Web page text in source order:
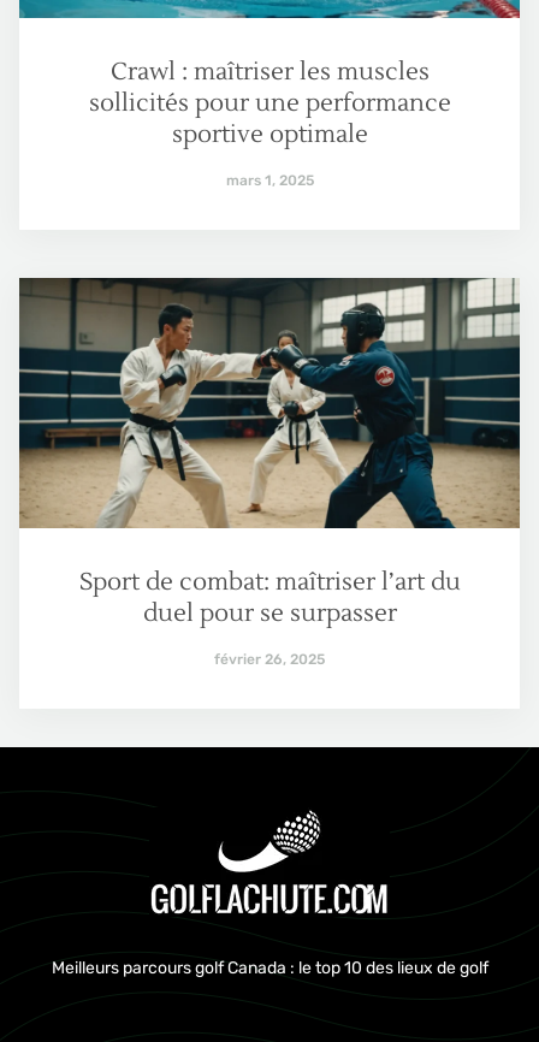
Crawl : maîtriser les muscles
sollicités pour une performance
sportive optimale
mars 1, 2025
Sport de combat: maîtriser l’art du
duel pour se surpasser
février 26, 2025
Meilleurs parcours golf Canada : le top 10 des lieux de golf